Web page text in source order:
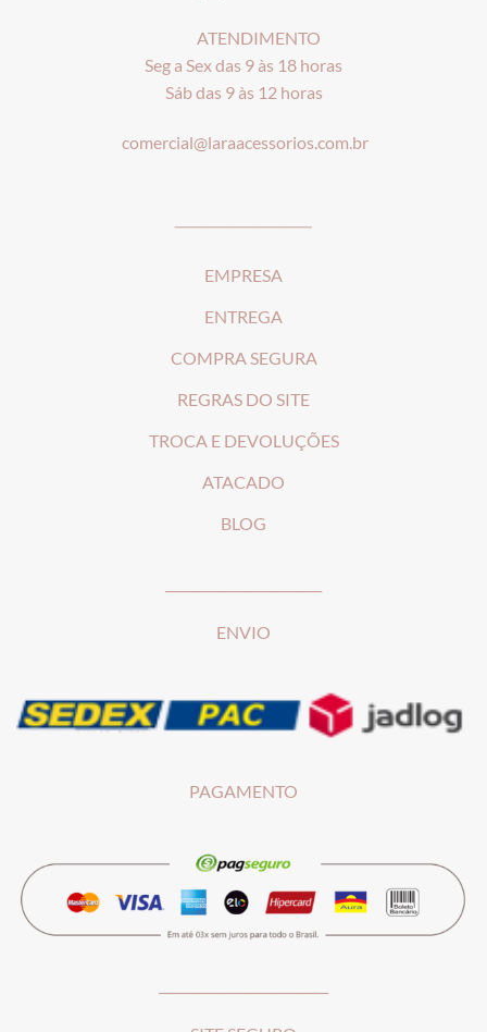
ATENDIMENTO
Seg a Sex das 9 às 18 horas
Sáb das 9 às 12 horas
comercial@laraacessorios.com.br
EMPRESA
ENTREGA
COMPRA SEGURA
REGRAS DO SITE
TROCA E DEVOLUÇÕES
ATACADO
BLOG
ENVIO
PAGAMENTO